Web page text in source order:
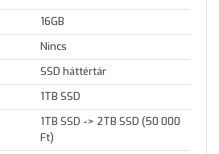
16GB
Nincs
SSD háttértár
1TB SSD
1TB SSD -> 2TB SSD (50 000
Ft)